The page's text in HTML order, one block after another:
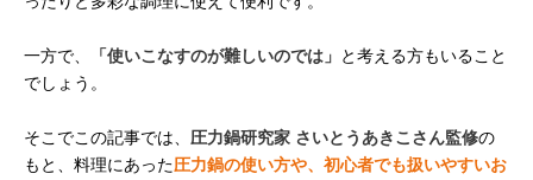
一方で、 「使いこなすのが難しいのでは」 と考える方もいること
でしょう。
そこでこの記事では、 圧力鍋研究家 さいとうあきこさん監修の
もと、料理にあった圧力鍋の使い方や、初心者でも扱いやすいお